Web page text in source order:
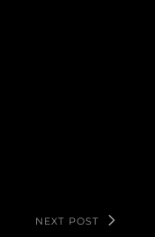
NEXT POST